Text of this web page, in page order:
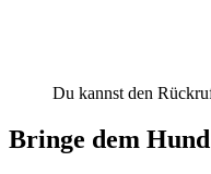
Du kannst den
Bringe dem